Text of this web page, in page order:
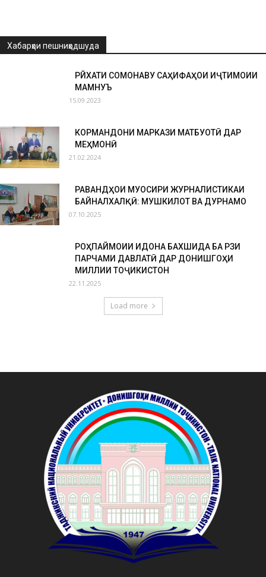
Хабарҳои пешниҳодшуда
РӮЙХАТИ СОМОНАВУ САҲИФАҲОИ ИҶТИМОИИ
МАМНУЪ
15.09.2023
КОРМАНДОНИ МАРКАЗИ МАТБУОТӢ ДАР
МЕҲМОНӢ
21.02.2024
РАВАНДҲОИ МУОСИРИ ЖУРНАЛИСТИКАИ
БАЙНАЛХАЛҚӢ: МУШКИЛОТ ВА ДУРНАМО
07.10.2025
РОҲПАЙМОИИ ИДОНА БАХШИДА БА РӮЗИ
ПАРЧАМИ ДАВЛАТӢ ДАР ДОНИШГОҲИ
МИЛЛИИ ТОҶИКИСТОН
22.11.2025
Load more